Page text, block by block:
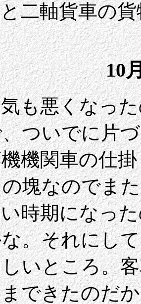
二軸貨車の
10
も悪くなっ
ついでに片
機関車の仕
塊なのでま
時期になっ
。それにし
いところ。
できたのだ